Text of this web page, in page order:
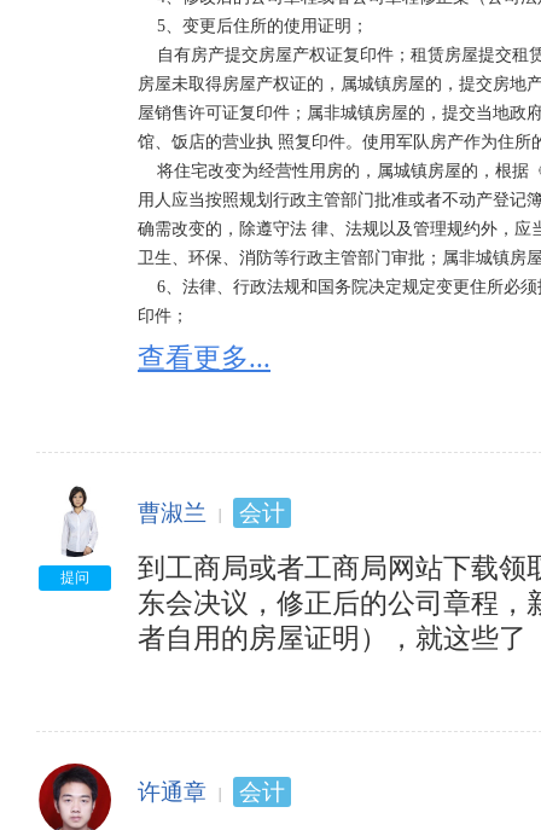
房屋未取得房屋产权证的，属城镇房屋的，提交房地
屋销售许可证复印件；属非城镇房屋的，提交当地政
馆、饭店的营业执 照复印件。使用军队房产作为住
用人应当按照规划行政主管部门批准或者不动产登记
确需改变的，除遵守法 律、法规以及管理规约外，
卫生、环保、消防等行政主管部门审批；属非城镇房
印件；
    7、公司营业执照副本。
查看更多...
提问
曹淑兰 会计
到工商局或者工商局网站下载
东会决议，修正后的公司章程
者自用的房屋证明），就这些了
许通章 会计